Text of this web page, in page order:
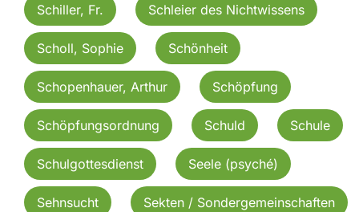
Schiller, Fr. Schleier des Nichtwissens
Scholl, Sophie Schönheit
Schopenhauer, Arthur Schöpfung
Schöpfungsordnung Schuld Schule
Schulgottesdienst Seele (psyché)
Sehnsucht Sekten / Sondergemeinschaften